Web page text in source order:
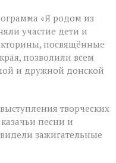
«Я родом из
участие дети и
посвящённые
позволили всем
и дружной донской
творческих
песни и
зажигательные